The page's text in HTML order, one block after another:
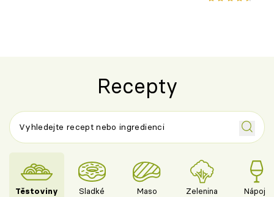
Recepty
Těstoviny Sladké Maso Zelenina Nápoje